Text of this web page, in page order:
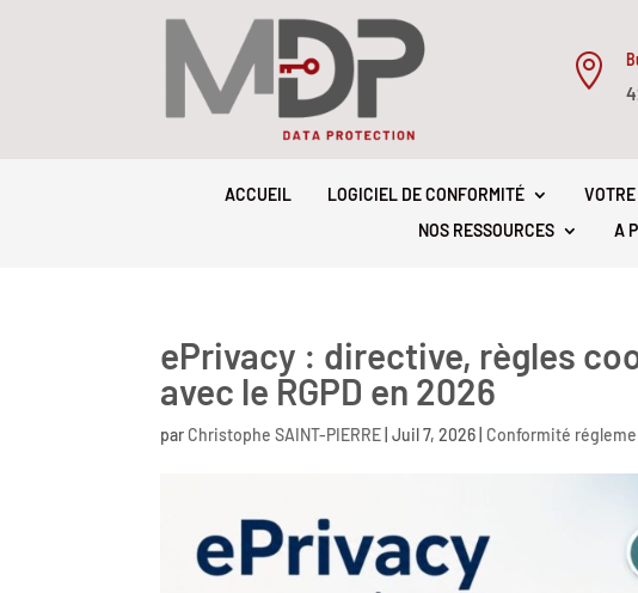

ACCUEIL LOGICIEL DE CONFORMITÉ
NOS RESSOURCES
A
ePrivacy : directive, règles
avec le RGPD en 2026
par Christophe SAINT-PIERRE |Juil 7, 2026 Conformité